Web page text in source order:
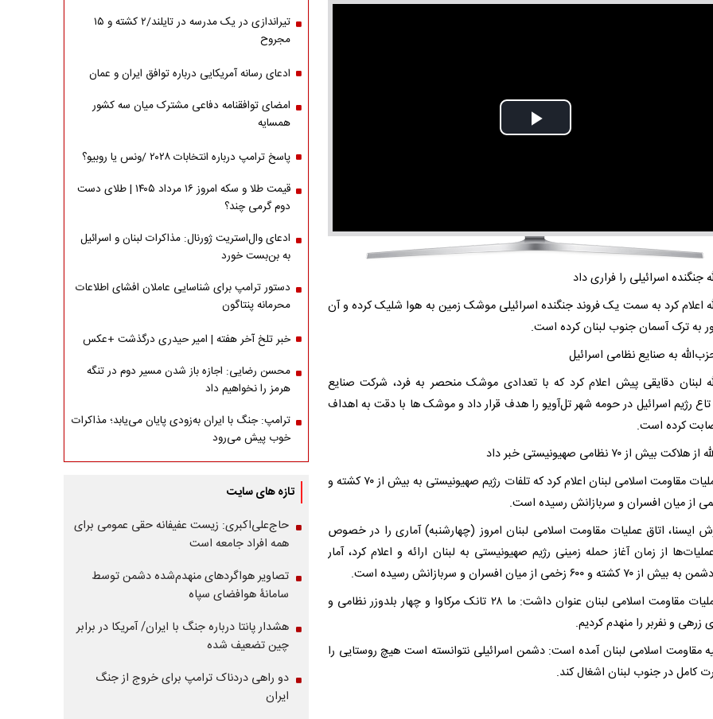
Play
جنگنده اسرائیلی را فراری داد
اعلام کرد به سمت یک فروند جنگنده اسرائیلی موشک زمین به هوا شلیک کرده و آن
به ترک آسمان جنوب لبنان کرده است.
به صنایع نظامی اسرائیل
لبنان دقایقی پیش اعلام کرد که با تعدادی موشک منحصر به فرد، شرکت صنایع
رژیم اسرائیل در حومه شهر تل‌آویو را هدف قرار داد و موشک ها با دقت به اهداف
کرده است.
بیش از ۷۰ نظامی صهیونیستی خبر داد
اتاق عملیات مقاومت اسلامی لبنان اعلام کرد که تلفات رژیم صهیونیستی به بیش از ۷۰ کشته و
ایسنا، اتاق عملیات مقاومت اسلامی لبنان امروز (چهارشنبه) آماری را در خصوص
از زمان آغاز حمله زمینی رژیم صهیونیستی به لبنان ارائه و اعلام کرد، آمار
و ۶۰۰ زخمی از میان افسران و سربازانش رسیده است.
اتاق عملیات مقاومت اسلامی لبنان عنوان داشت: ما ۲۸ تانک مرکاوا و چهار بلدوزر نظامی و
زرهی و نفربر را منهدم کردیم.
مقاومت اسلامی لبنان آمده است: دشمن اسرائیلی نتوانسته است هیچ روستایی را
کامل در جنوب لبنان اشغال کند.
تیراندازی در یک مدرسه در تایلند/۲ کشته و ۱۵
مجروح
ادعای رسانه آمریکایی درباره توافق ایران و عمان
امضای توافقنامه دفاعی مشترک میان سه کشور
همسایه
پاسخ ترامپ درباره انتخابات ۲۰۲۸ /ونس یا روبیو؟
قیمت طلا و سکه امروز ۱۶ مرداد ۱۴۰۵ | طلای دست
دوم گرمی چند؟
ادعای وال‌استریت ژورنال: مذاکرات لبنان و اسرائیل
به بن‌بست خورد
دستور ترامپ برای شناسایی عاملان افشای اطلاعات
محرمانه پنتاگون
خبر تلخ آخر هفته | امیر حیدری درگذشت +عکس
محسن رضایی: اجازه باز شدن مسیر دوم در تنگه
هرمز را نخواهیم داد
ترامپ: جنگ با ایران به‌زودی پایان می‌یابد؛ مذاکرات
خوب پیش می‌رود
تازه های سایت
حاج‌علی‌اکبری: زیست عفیفانه حقی عمومی برای
همه افراد جامعه است
تصاویر هواگردهای منهدم‌شده دشمن توسط
سامانۀ هوافضای سپاه
هشدار پانتا درباره جنگ با ایران/ آمریکا در برابر
چین تضعیف شده
دو راهی دردناک ترامپ برای خروج از جنگ
ایران